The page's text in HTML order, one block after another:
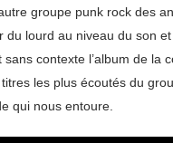
autre groupe punk rock des
lourd au niveau du son
contexte l’album de
les plus écoutés du
qui nous entoure.